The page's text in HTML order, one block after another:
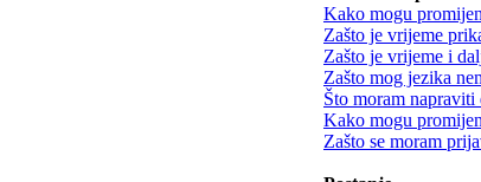
Kako mogu
Zašto je vrijeme
Zašto je vrijeme i
Zašto mog jezika
Što moram
Kako mogu
Zašto se moram